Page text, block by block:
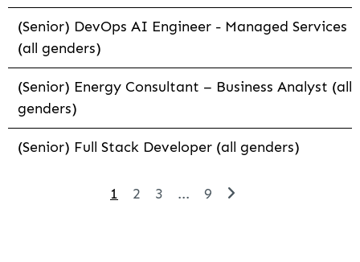
(Senior) DevOps AI Engineer - Managed Services
(all genders)
(Senior) Energy Consultant – Business Analyst (all
genders)
(Senior) Full Stack Developer (all genders)
1 2 3 ... 9